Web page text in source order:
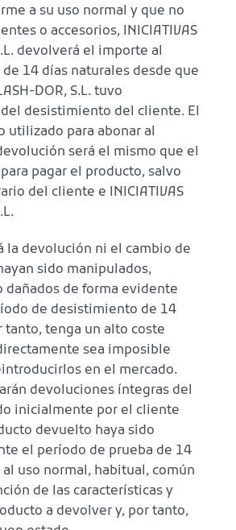
a su uso normal y que no
o accesorios, INICIATIVAS
devolverá el importe al
14 días naturales desde que
DOR, S.L. tuvo
desistimiento del cliente. El
utilizado para abonar al
será el mismo que el
pagar el producto, salvo
del cliente e INICIATIVAS
la devolución ni el cambio de
sido manipulados,
dañados de forma evidente
de desistimiento de 14
tanto, tenga un alto coste
sea imposible
en el mercado.
devoluciones íntegras del
inicialmente por el cliente
devuelto haya sido
el período de prueba de 14
uso normal, habitual, común
de las características y
a devolver y, por tanto,